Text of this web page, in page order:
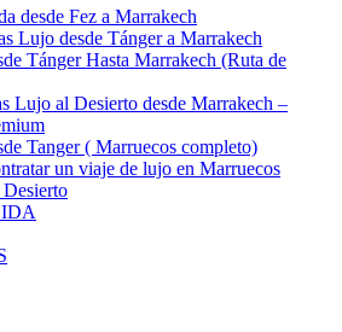
desde Fez a Marrakech
Lujo desde Tánger a Marrakech
Tánger Hasta Marrakech (Ruta de
Lujo al Desierto desde Marrakech –
Tanger ( Marruecos completo)
un viaje de lujo en Marruecos